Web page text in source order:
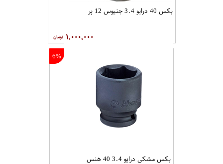
بکس 40 درایو 3.4 جنیوس 12 پر
۱,۰۰۰,۰۰۰
6%
بکس مشکی درایو 3.4 40 هنس